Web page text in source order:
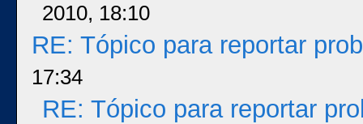
2010, 18:10
RE: Tópico para reportar
17:34
RE: Tópico para reportar